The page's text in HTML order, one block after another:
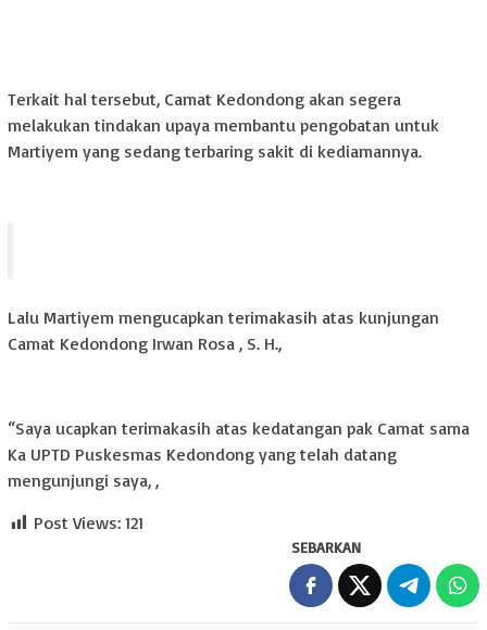
Terkait hal tersebut, Camat Kedondong akan segera
melakukan tindakan upaya membantu pengobatan untuk
Martiyem yang sedang terbaring sakit di kediamannya.
Lalu Martiyem mengucapkan terimakasih atas kunjungan
Camat Kedondong Irwan Rosa , S. H.,
“Saya ucapkan terimakasih atas kedatangan pak Camat sama
Ka UPTD Puskesmas Kedondong yang telah datang
mengunjungi saya, ,
Post Views: 121
SEBARKAN